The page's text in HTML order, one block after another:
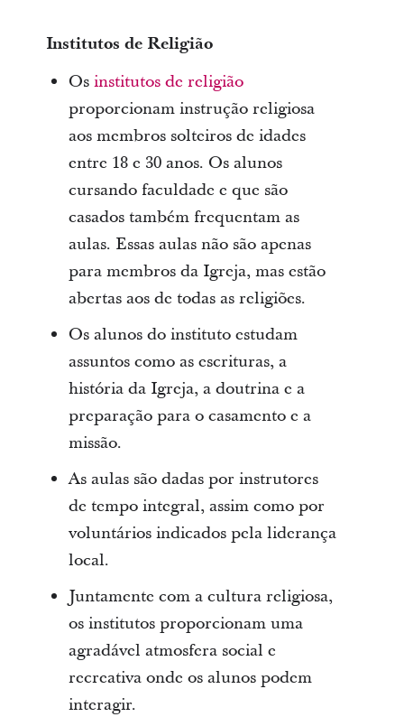
Institutos de Religião
Os institutos de religião
proporcionam instrução religiosa
aos membros solteiros de idades
entre 18 e 30 anos. Os alunos
cursando faculdade e que são
casados também frequentam as
aulas. Essas aulas não são apenas
para membros da Igreja, mas estão
abertas aos de todas as religiões.
Os alunos do instituto estudam
assuntos como as escrituras, a
história da Igreja, a doutrina e a
preparação para o casamento e a
missão.
As aulas são dadas por instrutores
de tempo integral, assim como por
voluntários indicados pela liderança
local.
Juntamente com a cultura religiosa,
os institutos proporcionam uma
agradável atmosfera social e
recreativa onde os alunos podem
interagir.